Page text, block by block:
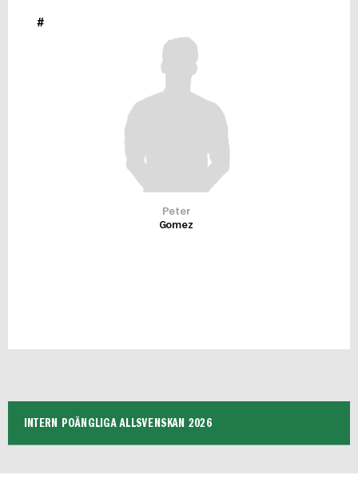
#
Peter
Gomez
INTERN POÄNGLIGA ALLSVENSKAN 2026